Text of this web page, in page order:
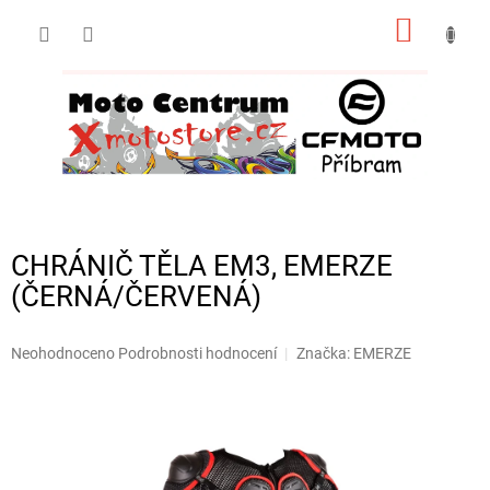
CHRÁNIČ TĚLA EM3, EMERZE
(ČERNÁ/ČERVENÁ)
Průměrné
Neohodnoceno Podrobnosti hodnocení Značka: EMERZE